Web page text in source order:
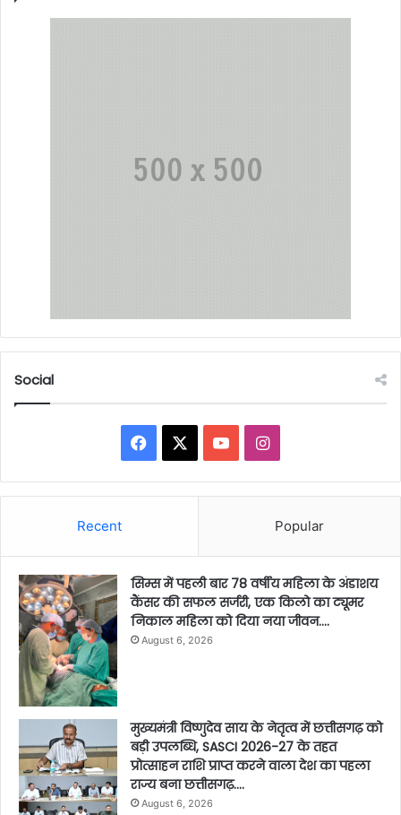
Social
Facebook YouTubeInstagram
Recent Popular
सिम्स में पहली बार 78 वर्षीय महिला के अंडाशय
कैंसर की सफल सर्जरी, एक किलो का ट्यूमर
निकाल महिला को दिया नया जीवन….
August 6, 2026
मुख्यमंत्री विष्णुदेव साय के नेतृत्व में छत्तीसगढ़ को
बड़ी उपलब्धि, SASCI 2026-27 के तहत
प्रोत्साहन राशि प्राप्त करने वाला देश का पहला
राज्य बना छत्तीसगढ़….
August 6, 2026